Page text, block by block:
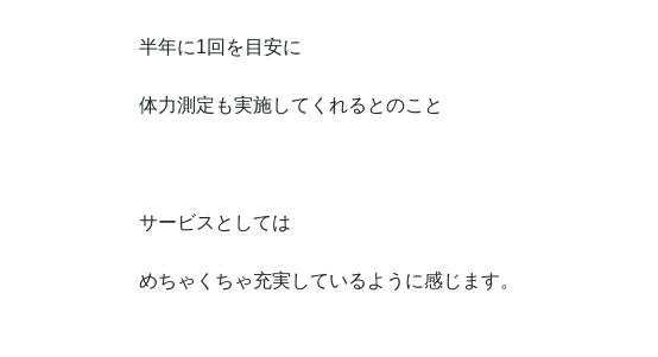
半年に1回を目安に
体力測定も実施してくれるとのこと
サービスとしては
めちゃくちゃ充実しているように感じます。